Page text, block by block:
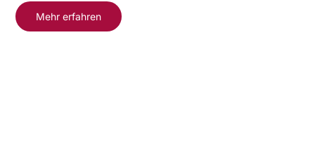
Mehr erfahren